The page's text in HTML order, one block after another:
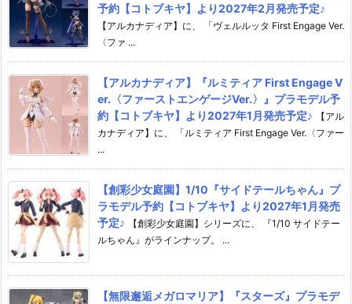
予約【コトブキヤ】より2027年2月発売予定♪
【アルカナディア】に、 「ヴェルルッタ First Engage Ver.
〈ファ ...
【アルカナディア】『ルミティア First Engage V
er.〈ファーストエンゲージVer.〉』プラモデル予
約【コトブキヤ】より2027年1月発売予定♪
【アル
カナディア】に、 「ルミティア First Engage Ver.〈ファー
...
【創彩少女庭園】1/10『サイドテールちゃん』プ
ラモデル予約【コトブキヤ】より2027年1月発売
予定♪
【創彩少女庭園】シリーズに、 『1/10 サイドテー
ルちゃん』がラインナップ。 ...
【無限邂逅メガロマリア】『スターズ』プラモデ